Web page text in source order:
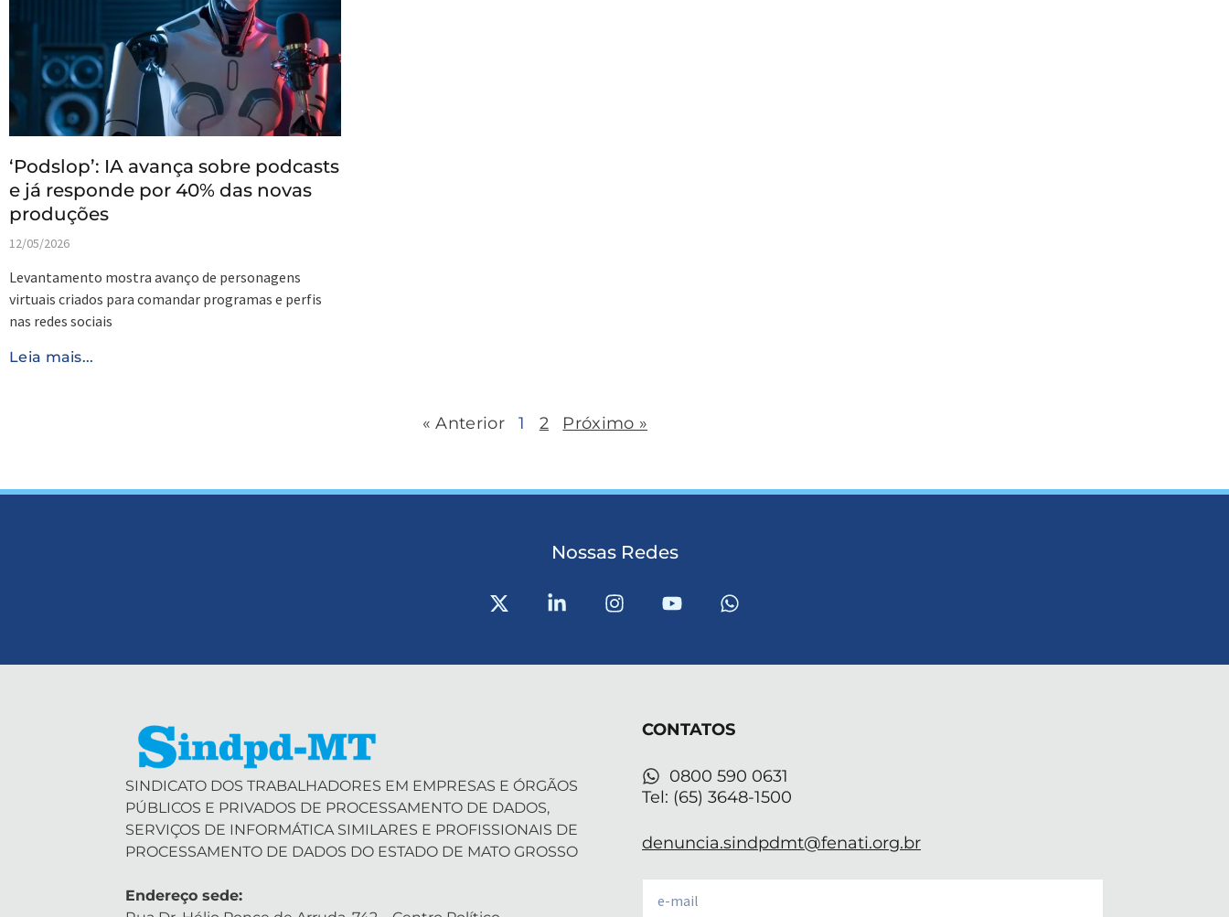
‘Podslop’: IA avança sobre podcasts
e já responde por 40% das novas
produções
12/05/2026
Levantamento mostra avanço de personagens
virtuais criados para comandar programas e perfis
nas redes sociais
Leia mais...
« Anterior 1 2 Próximo »
Nossas Redes
X
-
L
i
i
n
I
n
Y
o
e
W
h
p
p
SINDICATO DOS TRABALHADORES EM EMPRESAS E ÓRGÃOS
PÚBLICOS E PRIVADOS DE PROCESSAMENTO DE DADOS,
SERVIÇOS DE INFORMÁTICA SIMILARES E PROFISSIONAIS DE
PROCESSAMENTO DE DADOS DO ESTADO DE MATO GROSSO
Endereço sede:
CONTATOS
0800 590 0631
Tel: (65) 3648-1500
denuncia.sindpdmt@fenati.org.br